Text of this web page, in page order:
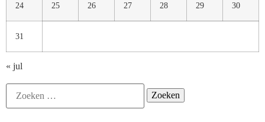
24 25 26 27 28 29 30
31
« jul